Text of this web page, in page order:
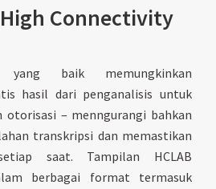
Connectivity
yang baik memungkinkan
hasil dari penganalisis untuk
otorisasi – menngurangi bahkan
transkripsi dan memastikan
saat. Tampilan HCLAB
berbagai format termasuk